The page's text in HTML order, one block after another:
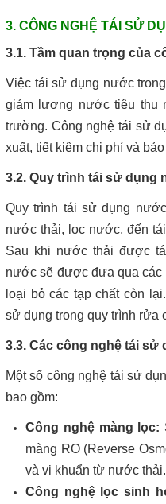
3. CÔNG NGHỆ TÁI SỬ
3.1. Tầm quan trọng của
Việc tái sử dụng nước
giảm lượng nước tiêu thụ
trường. Công nghệ tái sử
xuất, tiết kiệm chi phí và
3.2. Quy trình tái sử dụng
Quy trình tái sử dụng
nước thải, lọc nước, đến
Sau khi nước thải được
nước sẽ được đưa qua các
loại bỏ các tạp chất còn
sử dụng trong quy trình rửa
3.3. Các công nghệ tái sử
Một số công nghệ tái sử
bao gồm:
Công nghệ màng lọc:
màng RO (Reverse
và vi khuẩn từ nước thải.
Công nghệ lọc sinh